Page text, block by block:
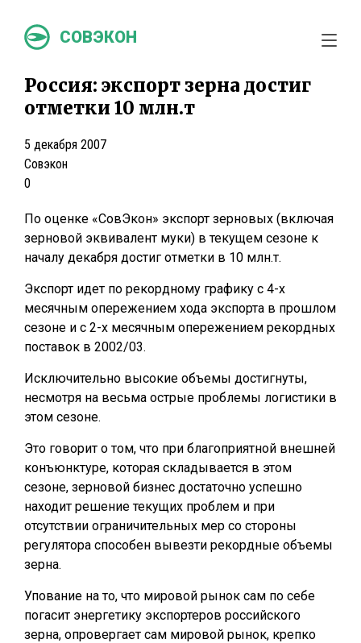
СОВЭКОН
Россия: экспорт зерна достиг
отметки 10 млн.т
5 декабря 2007
Совэкон
0
По оценке «СовЭкон» экспорт зерновых (включая
зерновой эквивалент муки) в текущем сезоне к
началу декабря достиг отметки в 10 млн.т.
Экспорт идет по рекордному графику с 4-х
месячным опережением хода экспорта в прошлом
сезоне и с 2-х месячным опережением рекордных
поставок в 2002/03.
Исключительно высокие объемы достигнуты,
несмотря на весьма острые проблемы логистики в
этом сезоне.
Это говорит о том, что при благоприятной внешней
конъюнктуре, которая складывается в этом
сезоне, зерновой бизнес достаточно успешно
находит решение текущих проблем и при
отсутствии ограничительных мер со стороны
регулятора способен вывезти рекордные объемы
зерна.
Упование на то, что мировой рынок сам по себе
погасит энергетику экспортеров российского
зерна, опровергает сам мировой рынок, крепко